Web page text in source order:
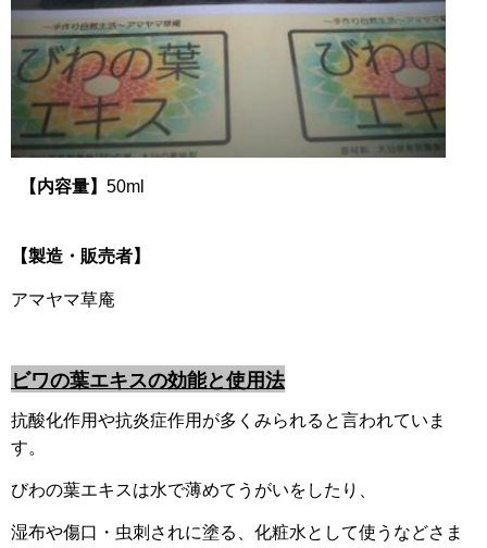
【内容量】 50ml
【製造・販売者】
アマヤマ草庵
ビワの葉エキスの効能と使用法
抗酸化作用や抗炎症作用が多くみられると言われていま
す。
びわの葉エキスは水で薄めてうがいをしたり、
湿布や傷口・虫刺されに塗る、化粧水として使うなどさま